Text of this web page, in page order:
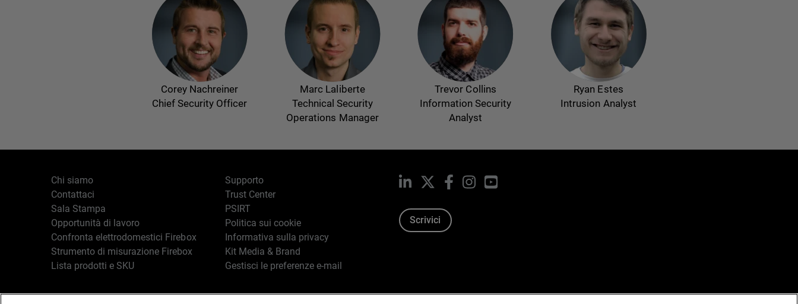
Corey Nachreiner
Chief Security Officer
Marc Laliberte
Technical Security
Operations Manager
Trevor Collins
Information Security
Analyst
Ryan Estes
Intrusion Analyst
Chi siamo
Contattaci
Sala Stampa
Opportunità di lavoro
Confronta elettrodomestici Firebox
Strumento di misurazione Firebox
Lista prodotti e SKU
Supporto
Trust Center
PSIRT
Politica sui cookie
Informativa sulla privacy
Kit Media & Brand
Gestisci le preferenze e-mail
LinkedIn Facebook
InstagramYouTube
Scrivici